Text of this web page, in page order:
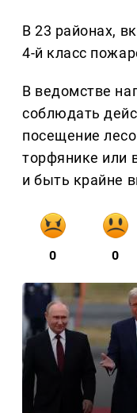
В 23 районах,
4-й класс
В ведомстве
соблюдать
посещение
торфянике или
и быть крайне
0 0